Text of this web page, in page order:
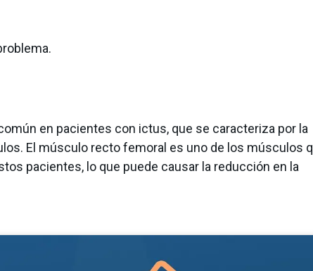
en pacientes con ictus, que se caracteriza por la
El músculo recto femoral es uno de los músculos
pacientes, lo que puede causar la reducción en la